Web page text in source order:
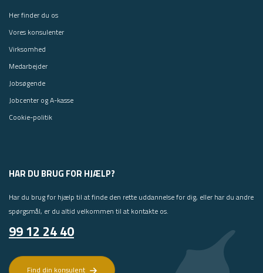
Her finder du os
Vores konsulenter
Virksomhed
Medarbejder
Jobsøgende
Jobcenter og A-kasse
Cookie-politik
HAR DU BRUG FOR HJÆLP?
Har du brug for hjælp til at finde den rette uddannelse for dig, eller har du andre
spørgsmål, er du altid velkommen til at kontakte os.
99 12 24 40
Find din konsulent